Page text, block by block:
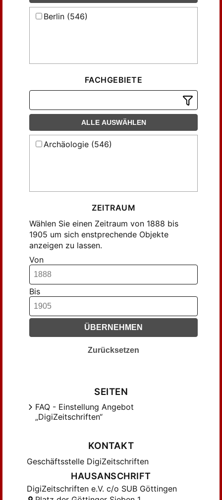
Berlin (546)
FACHGEBIETE
ALLE AUSWÄHLEN
Archäologie (546)
ZEITRAUM
Wählen Sie einen Zeitraum von 1888 bis
1905 um sich enstprechende Objekte
anzeigen zu lassen.
Von
Bis
ÜBERNEHMEN
Zurücksetzen
SEITEN
FAQ - Einstellung Angebot
„DigiZeitschriften“
KONTAKT
Geschäftsstelle DigiZeitschriften
HAUSANSCHRIFT
DigiZeitschriften e.V. c/o SUB Göttingen